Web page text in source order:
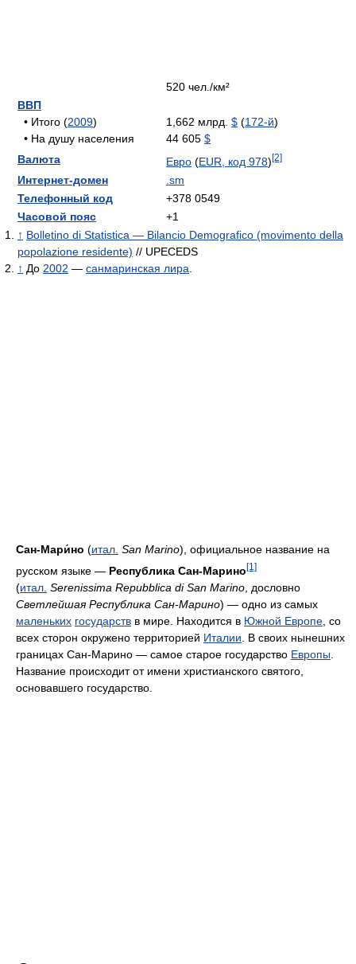
520 чел./км²
ВВП
• Итого (2009)
• На душу населения
1,662 млрд. $ (172-й)
44 605 $
Валюта
Евро (EUR, код 978)[2]
Интернет-домен
.sm
Телефонный код
+378 0549
Часовой пояс
+1
↑ Bolletino di Statistica — Bilancio Demografico (movimento della
popolazione residente) // UPECEDS
↑ До 2002 — санмаринская лира
Сан-Мари́но (итал. San Marino), официальное название на
русском языке — Республика Сан-Марино[1]
(итал. Serenissima Repubblica di San Marino , дословно
Светлейшая Республика Сан-Марино) — одно из самых
маленьких государств в мире. Находится в Южной Европе , со
всех сторон окружено территорией Италии . В своих нынешних
границах Сан-Марино — самое старое государство Европы
Название происходит от имени христианского святого,
основавшего государство.